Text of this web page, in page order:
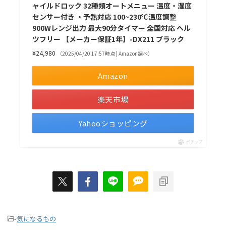
ャイルドロック 32種類オートメニュー 温度・湿度
センサー付き ・予熱対応 100~230℃温度調整
900Wレンジ出力 最大90分タイマー 全国対応 ヘル
ツフリー 【メーカー保証1年】-DX211 ブラック
¥24,980 （2025/04/20 17:57時点 | Amazon調べ）
Amazon
楽天市場
Yahooショッピング
ポチップ
-気になるもの